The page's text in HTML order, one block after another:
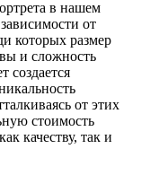
в нашем
от
которых размер
и сложность
создается
от этих
стоимость
качеству, так и